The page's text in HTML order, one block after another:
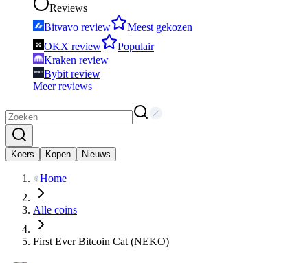
Reviews
Bitvavo review
Meest gekozen
OKX review
Populair
Kraken review
Bybit review
Meer reviews
Koers Kopen Nieuws
Home
Alle coins
First Ever Bitcoin Cat (NEKO)